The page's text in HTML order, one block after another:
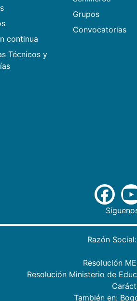
continua
Técnicos y
Grupos
Convocatorias
Razón
Resolución
Resolución Ministerio de
También en: